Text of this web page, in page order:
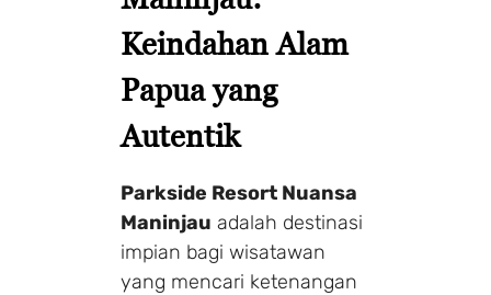
Keindahan Alam
Papua yang
Autentik
Parkside Resort Nuansa
Maninjau adalah destinasi
impian bagi wisatawan
yang mencari ketenangan